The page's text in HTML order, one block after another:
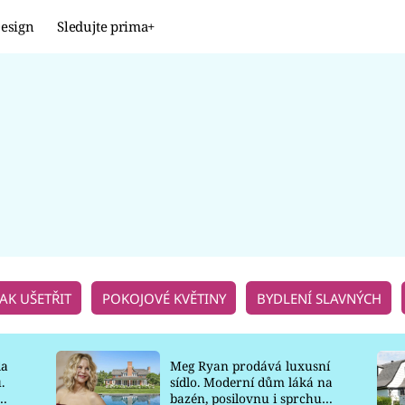
Sledujte prima+
UŠETŘIT POKOJOVÉ KVĚTINY BYDLENÍ SLAVNÝCH
Meg Ryan prodává luxusní
sídlo. Moderní dům láká na
bazén, posilovnu i sprchu